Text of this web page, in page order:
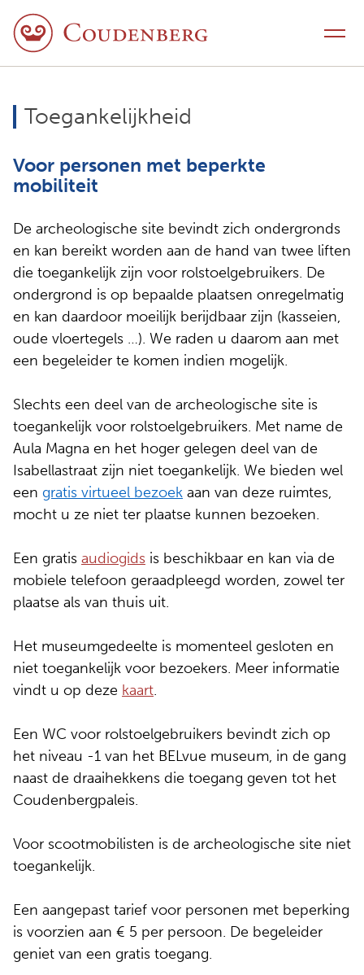
Toegankelijkheid
Voor personen met beperkte
mobiliteit
De archeologische site bevindt zich ondergronds
en kan bereikt worden aan de hand van twee liften
die toegankelijk zijn voor rolstoelgebruikers. De
ondergrond is op bepaalde plaatsen onregelmatig
en kan daardoor moeilijk berijdbaar zijn (kasseien,
oude vloertegels …). We raden u daarom aan met
een begeleider te komen indien mogelijk.
Slechts een deel van de archeologische site is
toegankelijk voor rolstoelgebruikers. Met name de
Aula Magna en het hoger gelegen deel van de
Isabellastraat zijn niet toegankelijk. We bieden wel
een gratis virtueel bezoek aan van deze ruimtes,
mocht u ze niet ter plaatse kunnen bezoeken.
Een gratis audiogids is beschikbaar en kan via de
mobiele telefoon geraadpleegd worden, zowel ter
plaatse als van thuis uit.
Het museumgedeelte is momenteel gesloten en
niet toegankelijk voor bezoekers. Meer informatie
vindt u op deze kaart.
Een WC voor rolstoelgebruikers bevindt zich op
het niveau -1 van het BELvue museum, in de gang
naast de draaihekkens die toegang geven tot het
Coudenbergpaleis.
Voor scootmobilisten is de archeologische site niet
toegankelijk.
Een aangepast tarief voor personen met beperking
is voorzien aan € 5 per persoon. De begeleider
geniet van een gratis toegang.